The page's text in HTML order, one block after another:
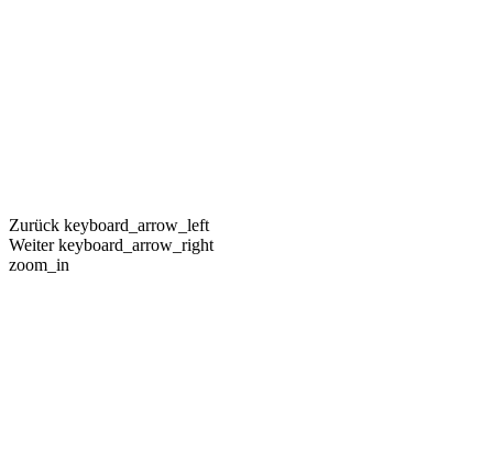
Zurück keyboard_arrow_left
Weiter keyboard_arrow_right
zoom_in